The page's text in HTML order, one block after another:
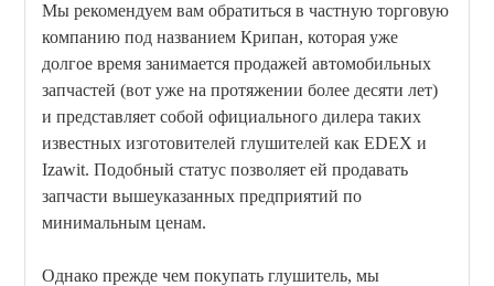
Мы рекомендуем вам обратиться в частную торговую
компанию под названием Крипан, которая уже
долгое время занимается продажей автомобильных
запчастей (вот уже на протяжении более десяти лет)
и представляет собой официального дилера таких
известных изготовителей глушителей как EDEX и
Izawit. Подобный статус позволяет ей продавать
запчасти вышеуказанных предприятий по
минимальным ценам.
Однако прежде чем покупать глушитель, мы